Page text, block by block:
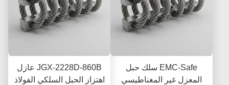
EMC-Safe سلك حبل
المعزل غير المغناطيسي
JGX-2228D-860B عازل
اهتزاز الحبل السلكي الفولاذ